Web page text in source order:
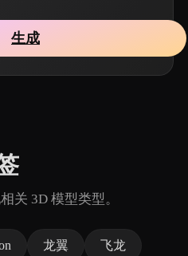
生成
关 3D 模型类型。
龙翼 飞龙